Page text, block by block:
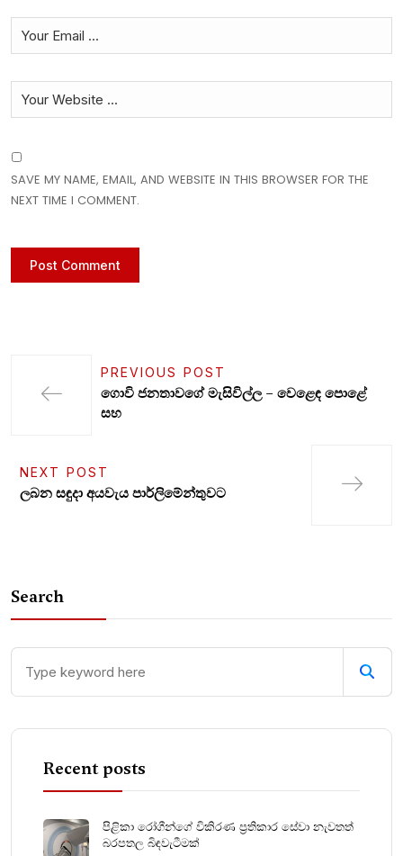
SAVE MY NAME, EMAIL, AND WEBSITE IN THIS BROWSER FOR THE
NEXT TIME I COMMENT.
PREVIOUS POST
ගොවි ජනතාවගේ මැසිවිල්ල – වෙළෙඳ පොළේ
සහ
NEXT POST
ලබන සඳුදා අයවැය පාර්ලිමේන්තුවට
Search
Recent posts
පිළිකා රෝගීන්ගේ විකිරණ ප්‍රතිකාර සේවා නැවතත්
බරපතල බිඳවැටීමක්